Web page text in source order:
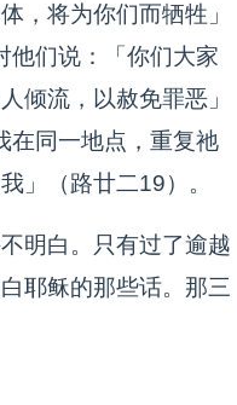
，将为你们而牺牲」
他们说：「你们大家
倾流，以赦免罪恶」
在同一地点，重复祂
」（路廿二19）。
明白。只有过了逾越
耶稣的那些话。那三